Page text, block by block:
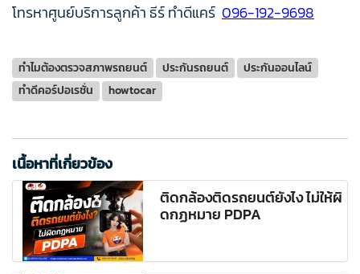
โทรหาศูนย์บริการลูกค้า ธีร์ ทำดีแคร์ 096-192-9698
ทำไมต้องตรวจสภาพรถยนต์ ประกันรถยนต์
ประกันออนไลน์
ทำดีคอร์ปอเรชั่น
howtocar
เนื้อหาที่เกี่ยวข้อง
ติดกล้องติดรถยนต์ยังไง ไม่ให้ผิ
ดกฏหมาย PDPA